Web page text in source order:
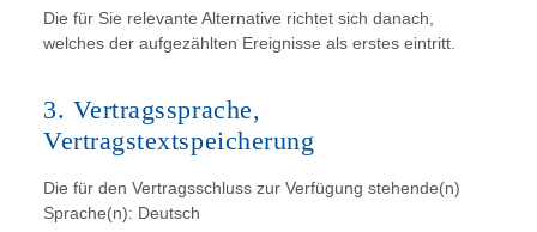
Die für Sie relevante Alternative richtet sich danach,
welches der aufgezählten Ereignisse als erstes eintritt.
3. Vertragssprache,
Vertragstextspeicherung
Die für den Vertragsschluss zur Verfügung stehende(n)
Sprache(n): Deutsch